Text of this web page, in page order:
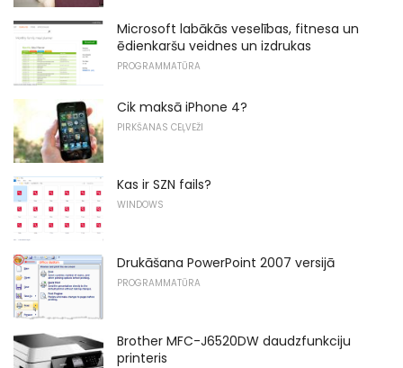
Microsoft labākās veselības, fitnesa un
ēdienkaršu veidnes un izdrukas
PROGRAMMATŪRA
Cik maksā iPhone 4?
PIRKŠANAS CEĻVEŽI
Kas ir SZN fails?
WINDOWS
Drukāšana PowerPoint 2007 versijā
PROGRAMMATŪRA
Brother MFC-J6520DW daudzfunkciju
printeris